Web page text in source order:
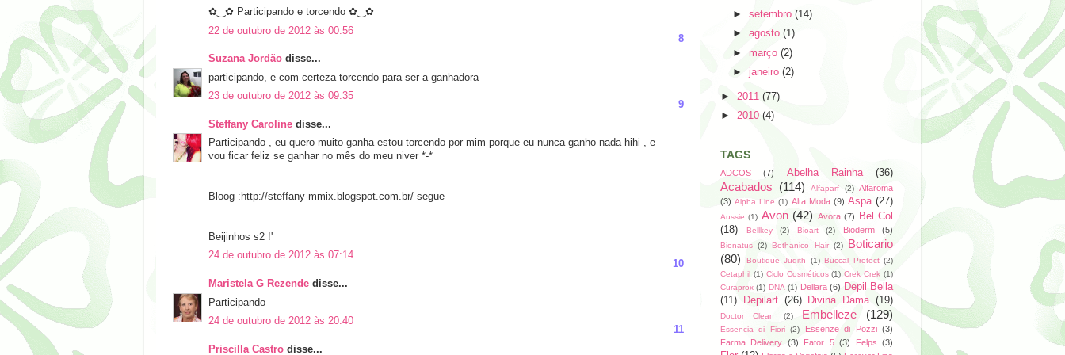
✿‿✿ Participando e torcendo ✿‿✿
22 de outubro de 2012 às 00:56
Suzana Jordão disse...
8
participando, e com certeza torcendo para ser a ganhadora
23 de outubro de 2012 às 09:35
Steffany Caroline disse...
9
Participando , eu quero muito ganha estou torcendo por mim porque eu nunca ganho nada hihi , e
vou ficar feliz se ganhar no mês do meu niver *-*
Bloog :http://steffany-mmix.blogspot.com.br/ segue
Beijinhos s2 !'
24 de outubro de 2012 às 07:14
Maristela G Rezende disse...
10
Participando
24 de outubro de 2012 às 20:40
Priscilla Castro disse...
11
►setembro(14)
►agosto(1)
►março(2)
► janeiro(2)
► 2011 (77)
► 2010 (4)
TAGS
ADCOS (7) Abelha Rainha (36)
Acabados (114) Alfaparf (2) Alfaroma
(3) Alpha Line (1) Alta Moda (9) Aspa (27)
Aussie (1) Avon (42) Avora (7)
Bel Col
(18)
Bellkey (2) Bioart (2) Bioderm (5)
Bionatus (2) Bothanico Hair (2)
Boticario
(80)
Boutique Judith (1) Buccal Protect (2)
Cetaphil (1) Ciclo Cosméticos (1) Crek Crek (1)
Curaprox (1) DNA (1) Dellara (6) Depil Bella
(11)
Depilart (26) Divina Dama (19)
Doctor Clean (2) Embelleze (129)
Essencia di Fiori (2) Essenze di Pozzi (3)
Farma Delivery (3) Fator 5 (3) Felps (3)